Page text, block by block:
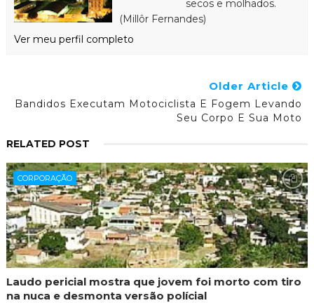
secos e molhados.
(Millôr Fernandes)
Ver meu perfil completo
Older Article
Bandidos Executam Motociclista E Fogem Levando
Seu Corpo E Sua Moto
RELATED POST
CORPORAÇÃO
Laudo pericial mostra que jovem foi morto com tiro
na nuca e desmonta versão polícial